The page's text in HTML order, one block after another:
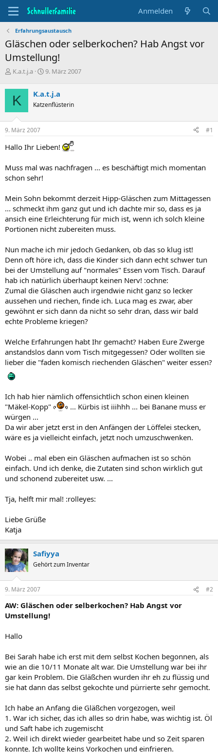
Anmelden
Erfahrungsaustausch
Gläschen oder selberkochen? Hab Angst vor
Umstellung!
T
e
m
e
n
s
t
r
e
r
K.a.t.j.a
B
i
n
d
u
9. März 2007
K K.a.t.j.a
Katzenflüsterin
9. März 2007 #1
Hallo Ihr Lieben!
Muss mal was nachfragen ... es beschäftigt mich momentan
schon sehr!
Mein Sohn bekommt derzeit Hipp-Gläschen zum Mittagessen
... schmeckt ihm ganz gut und ich dachte mir so, dass es ja
ansich eine Erleichterung für mich ist, wenn ich solch kleine
Portionen nicht zubereiten muss.
Nun mache ich mir jedoch Gedanken, ob das so klug ist!
Denn oft höre ich, dass die Kinder sich dann echt schwer tun
bei der Umstellung auf "normales" Essen vom Tisch. Darauf
hab ich natürlich überhaupt keinen Nerv! :ochne:
Zumal die Gläschen auch irgendwie nicht ganz so lecker
aussehen und riechen, finde ich. Luca mag es zwar, aber
gewöhnt er sich dann da nicht so sehr dran, dass wir bald
echte Probleme kriegen?
Welche Erfahrungen habt Ihr gemacht? Haben Eure Zwerge
anstandslos dann vom Tisch mitgegessen? Oder wollten sie
lieber die "faden komisch riechenden Gläschen" weiter essen?
Ich hab hier nämlich offensichtlich schon einen kleinen
"Mäkel-Kopp"
... Kürbis ist iiihhh ... bei Banane muss er
würgen ...
Da wir aber jetzt erst in den Anfängen der Löffelei stecken,
wäre es ja vielleicht einfach, jetzt noch umzuschwenken.
Wobei .. mal eben ein Gläschen aufmachen ist so schön
einfach. Und ich denke, die Zutaten sind schon wirklich gut
und schonend zubereitet usw. ...
Tja, helft mir mal! :rolleyes:
Liebe Grüße
Katja
Safiyya
Gehört zum Inventar
9. März 2007 #2
AW: Gläschen oder selberkochen? Hab Angst vor
Umstellung!
Hallo
Bei Sarah habe ich erst mit dem selbst Kochen begonnen, als
wie an die 10/11 Monate alt war. Die Umstellung war bei ihr
gar kein Problem. Die Gläßchen wurden ihr eh zu flüssig und
sie hat dann das selbst gekochte und pürrierte sehr gemocht.
Ich habe an Anfang die Gläßchen vorgezogen, weil
1. War ich sicher, das ich alles so drin habe, was wichtig ist. Öl
und Saft habe ich zugemischt
2. Weil ich direkt wieder gearbeitet habe und so Zeit sparen
konnte. Ich wollte keins Vorkochen und einfrieren.